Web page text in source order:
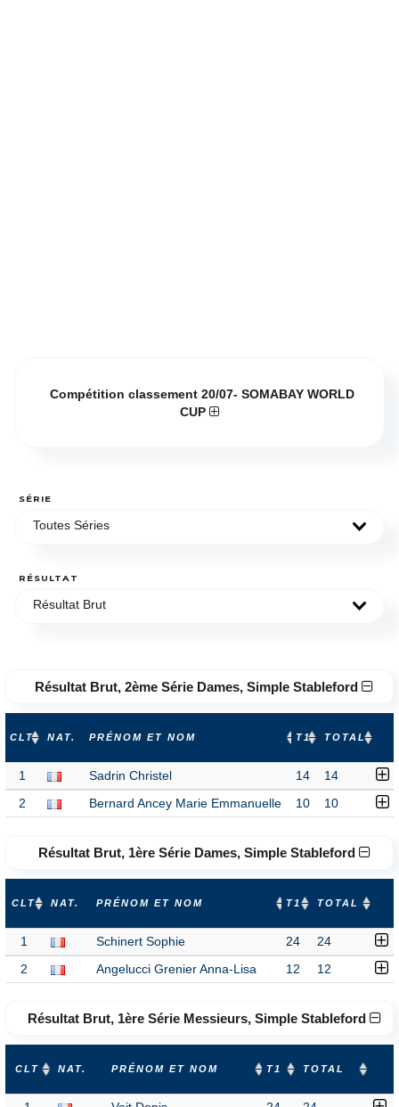
Compétition classement 20/07- SOMABAY WORLD
CUP
SÉRIE
Toutes Séries
RÉSULTAT
Résultat Brut
Résultat Brut, 2ème Série Dames, Simple Stableford
CLT NAT. PRÉNOM ET NOM T1 TOTAL
1 Sadrin Christel 14 14
2 Bernard Ancey Marie Emmanuelle 10 10
Résultat Brut, 1ère Série Dames, Simple Stableford
CLT NAT. PRÉNOM ET NOM T1 TOTAL
1 Schinert Sophie 24 24
2 Angelucci Grenier Anna-Lisa 12 12
Résultat Brut, 1ère Série Messieurs, Simple Stableford
CLT NAT. PRÉNOM ET NOM T1 TOTAL